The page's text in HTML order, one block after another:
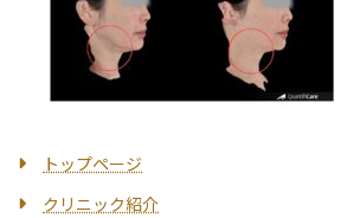
トップページ
クリニック紹介